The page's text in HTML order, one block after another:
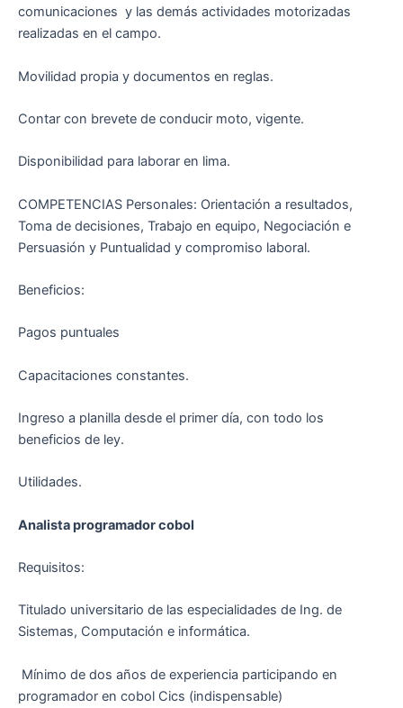
comunicaciones y las demás actividades motorizadas
realizadas en el campo.
Movilidad propia y documentos en reglas.
Contar con brevete de conducir moto, vigente.
Disponibilidad para laborar en lima.
COMPETENCIAS Personales: Orientación a resultados,
Toma de decisiones, Trabajo en equipo, Negociación e
Persuasión y Puntualidad y compromiso laboral.
Beneficios:
Pagos puntuales
Capacitaciones constantes.
Ingreso a planilla desde el primer día, con todo los
beneficios de ley.
Utilidades.
Analista programador cobol
Requisitos:
Titulado universitario de las especialidades de Ing. de
Sistemas, Computación e informática.
Mínimo de dos años de experiencia participando en
programador en cobol Cics (indispensable)